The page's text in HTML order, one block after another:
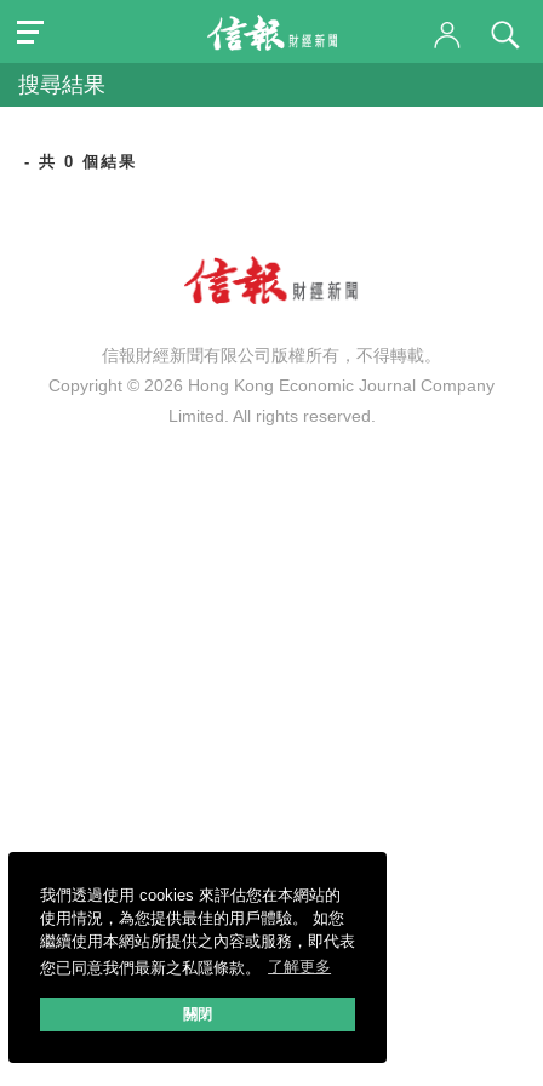
我們透過使用 cookies 來評估您在本網站的
使用情況，為您提供最佳的用戶體驗。 如您
繼續使用本網站所提供之內容或服務，即代表
您已同意我們最新之私隱條款。
了解更多
關閉
搜尋結果
- 共 0 個結果
信報財經新聞有限公司版權所有，不得轉載。
Copyright © 2026 Hong Kong Economic Journal Company
Limited. All rights reserved.